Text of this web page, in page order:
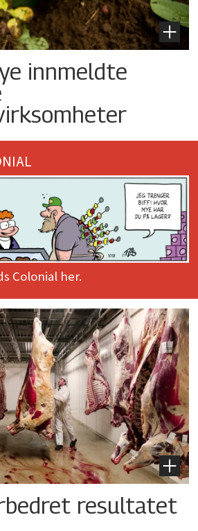
innmeldte
Colonial her.
resultatet